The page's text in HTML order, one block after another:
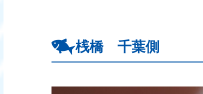
桟橋 千葉側